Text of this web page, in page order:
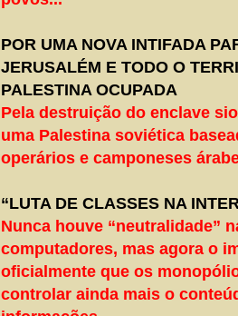
POR UMA NOVA INTIFADA
JERUSALÉM E TODO O
PALESTINA OCUPADA
Pela destruição do enclave
uma Palestina soviética
operários e camponeses
“LUTA DE CLASSES NA
Nunca houve “neutralidade”
computadores, mas agora o
oficialmente que os
controlar ainda mais o